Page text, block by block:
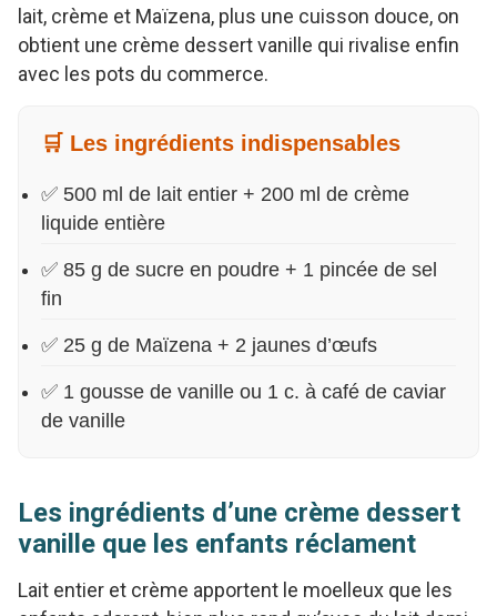
lait, crème et Maïzena, plus une cuisson douce, on
obtient une crème dessert vanille qui rivalise enfin
avec les pots du commerce.
🛒 Les ingrédients indispensables
✅ 500 ml de lait entier + 200 ml de crème
liquide entière
✅ 85 g de sucre en poudre + 1 pincée de sel
fin
✅ 25 g de Maïzena + 2 jaunes d’œufs
✅ 1 gousse de vanille ou 1 c. à café de caviar
de vanille
Les ingrédients d’une crème dessert
vanille que les enfants réclament
Lait entier et crème apportent le moelleux que les